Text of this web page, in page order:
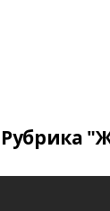
Рубрика